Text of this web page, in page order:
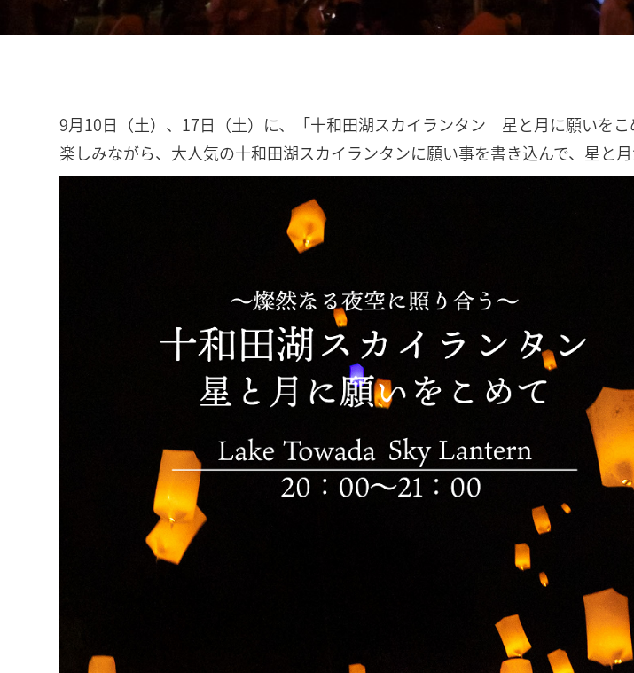
9月10日（土）、17日（土）に、「十和田湖スカイランタン 星と月に願いを
楽しみながら、大人気の十和田湖スカイランタンに願い事を書き込んで、星と月